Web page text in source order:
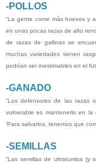
-POLLOS
“La gente come más huevos y
en unas pocas razas de alto
de razas de gallinas se
muchas variedades tienen
podrían ser inestimables en el
-GANADO
“Los defensores de las razas
vulnerable es mantenerlo en la
‘Para salvarlos, tenemos que
-SEMILLAS
“Las semillas de ultratumba (y